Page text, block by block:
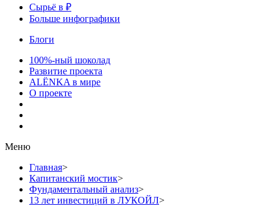
Сырьё в ₽
Больше инфографики
Блоги
100%-ный шоколад
Развитие проекта
ALЁNKA в мире
О проекте
Меню
Главная>
Капитанский мостик>
Фундаментальный анализ>
13 лет инвестиций в ЛУКОЙЛ>